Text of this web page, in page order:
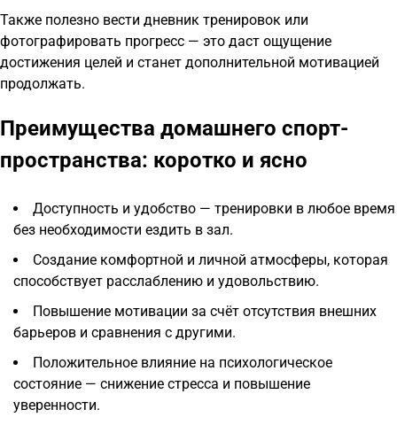
Также полезно вести дневник тренировок или
фотографировать прогресс — это даст ощущение
достижения целей и станет дополнительной мотивацией
продолжать.
Преимущества домашнего спорт-
пространства: коротко и ясно
Доступность и удобство — тренировки в любое время
без необходимости ездить в зал.
Создание комфортной и личной атмосферы, которая
способствует расслаблению и удовольствию.
Повышение мотивации за счёт отсутствия внешних
барьеров и сравнения с другими.
Положительное влияние на психологическое
состояние — снижение стресса и повышение
уверенности.